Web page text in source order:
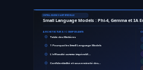
INTELLIGENCE ARTIFICIELLE
Small Language Models : Phi-4, Gemma et IA
ARCHITECTURE / COMPOSANTS
Table des Matières
1 Pourquoi les Small Language Models
L'efficacité comme impératif…
Confidentialité et souveraineté des…